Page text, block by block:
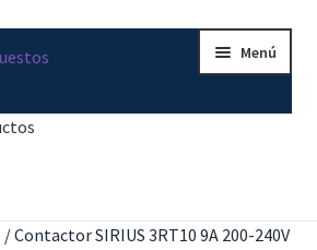
Menú
/Contactor SIRIUS 3RT10 9A 200-240V